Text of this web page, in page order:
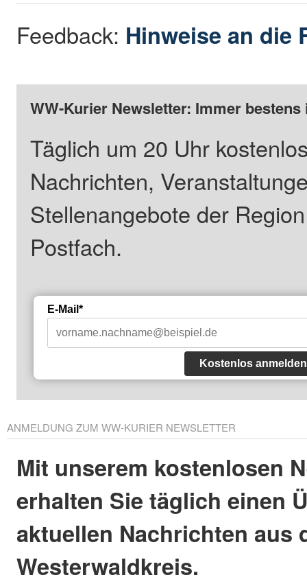
Feedback: Hinweise an die
WW-Kurier Newsletter: Immer
Täglich um 20 Uhr
Nachrichten,
Stellenangebote der
Postfach.
E-Mail*
Kostenlos anmelden
ANMELDUNG ZUM WW-KURIER NEWSLETTER
Mit unserem kostenlosen
erhalten Sie täglich einen
aktuellen Nachrichten aus
Westerwaldkreis.